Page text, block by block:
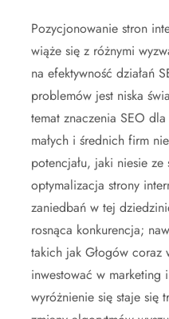
Pozycjonowanie stron
wiąże się z różnymi
na efektywność działań
problemów jest niska
temat znaczenia SEO
małych i średnich firm
potencjału, jaki niesie
optymalizacja strony
zaniedbań w tej
rosnąca konkurencja;
takich jak Głogów coraz
inwestować w marketing
wyróżnienie się staje się